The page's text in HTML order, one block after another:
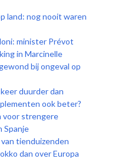
land: nog nooit waren
minister Prévot
in Marcinelle
bij ongeval op
duurder dan
ook beter?
voor strengere
Spanje
tienduizenden
dan over Europa